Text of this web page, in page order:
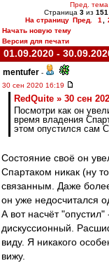
Пред. тема
Страница 3 из 151
На страницу Пред. 1
Начать новую тему
Версия для печати
01.09.2020 -
mentufer -
30 сен 2020 16:19
RedQuite » 30 сен
Посмотри как он
время владения
этом опустился сам
Состояние своё он
Спартаком никак (ну
связанным. Даже
он уже недосчитался
А вот насчёт "опустил"
дискуссионный.
виду. Я никакого
вижу.